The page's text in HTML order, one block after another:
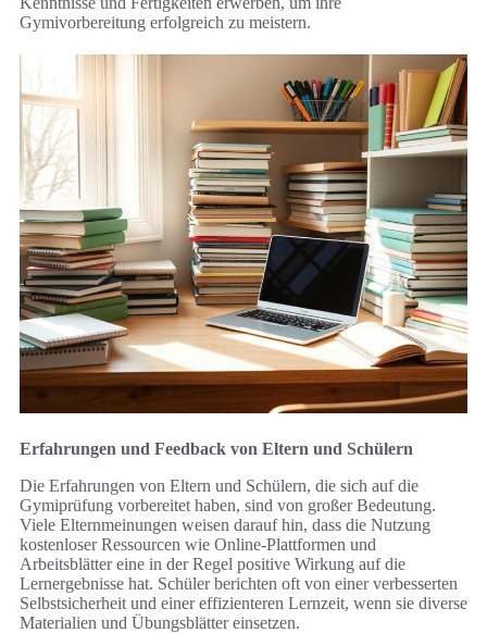
Gymivorbereitung erfolgreich zu meistern.
Erfahrungen und Feedback von Eltern und Schülern
Die Erfahrungen von Eltern und Schülern, die sich auf die
Gymiprüfung vorbereitet haben, sind von großer Bedeutung.
Viele Elternmeinungen weisen darauf hin, dass die Nutzung
kostenloser Ressourcen wie Online-Plattformen und
Arbeitsblätter eine in der Regel positive Wirkung auf die
Lernergebnisse hat. Schüler berichten oft von einer verbesserten
Selbstsicherheit und einer effizienteren Lernzeit, wenn sie diverse
Materialien und Übungsblätter einsetzen.